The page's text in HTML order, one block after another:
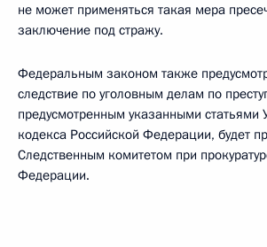
не может применяться такая мера
заключение под стражу.
Федеральным законом также
следствие по уголовным делам по
предусмотренным указанными статьями
кодекса Российской Федерации, будет
Следственным комитетом при
Федерации.